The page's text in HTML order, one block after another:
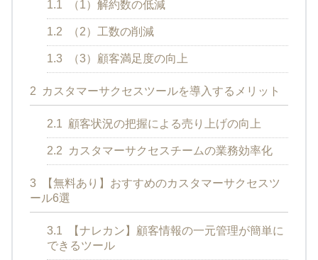
1.1 （1）解約数の低減
1.2 （2）工数の削減
1.3 （3）顧客満足度の向上
2 カスタマーサクセスツールを導入するメリット
2.1 顧客状況の把握による売り上げの向上
2.2 カスタマーサクセスチームの業務効率化
3
【無料あり】おすすめのカスタマーサクセスツ
ール6選
3.1
【ナレカン】顧客情報の一元管理が簡単に
できるツール